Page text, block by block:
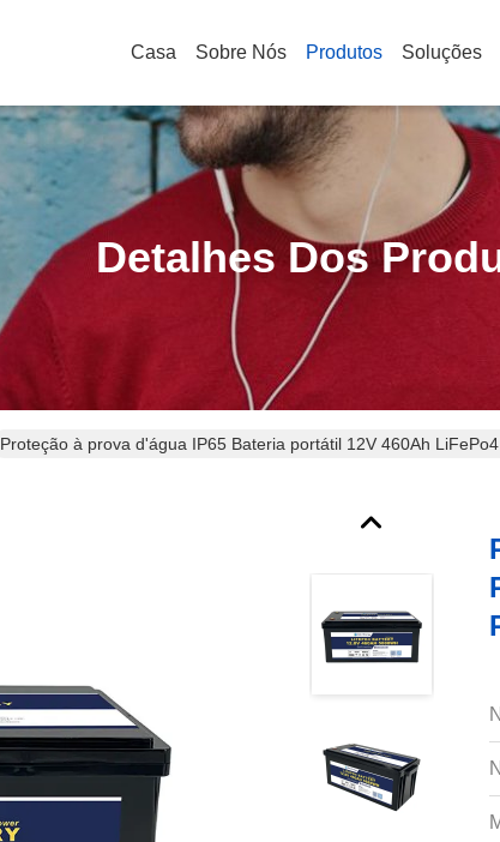
Casa Sobre Nós Produtos Soluções
Detalhes Dos
Proteção à prova d'água IP65 Bateria portátil 12V 460Ah